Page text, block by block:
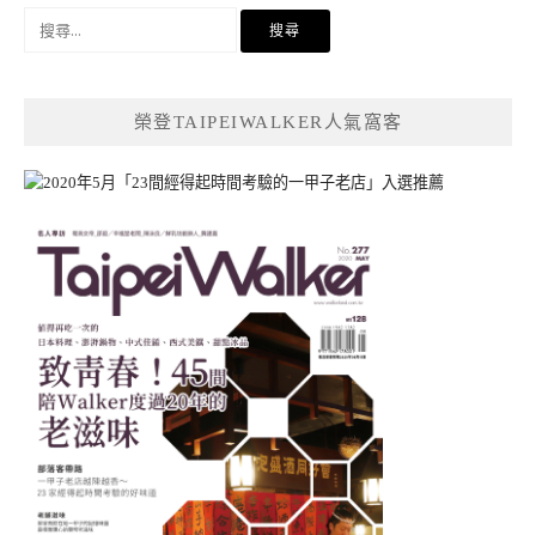
榮登TAIPEIWALKER人氣窩客